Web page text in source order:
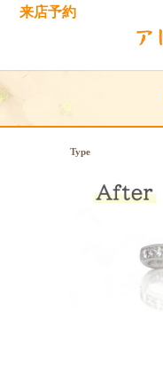
来店予約
Type